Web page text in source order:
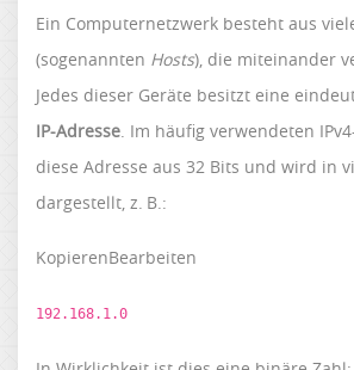
Ein Computernetzwerk besteht aus
(sogenannten Hosts), die miteinander
Jedes dieser Geräte besitzt eine
IP-Adresse. Im häufig verwendeten
diese Adresse aus 32 Bits und wird in
dargestellt, z. B.:
KopierenBearbeiten
192.168.1.0